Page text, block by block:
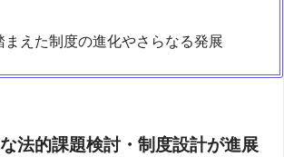
まえた制度の進化やさらなる発展
法的課題検討・制度設計が進展